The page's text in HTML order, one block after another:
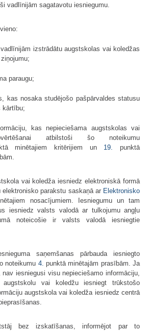
vadlīnijām sagatavotu iesniegumu.
izstrādātu augstskolas vai koledžas
paraugu;
kas nosaka studējošo pašpārvaldes statusu
kārtību;
kas nepieciešama augstskolas vai
atbilstoši šo noteikumu
minētajiem kritērijiem un 19. punktā
vai koledža iesniedz elektroniskā formā
parakstu saskaņā ar Elektronisko
nosacījumiem. Iesniegumu un tam
iesniedz valsts valodā ar tulkojumu angļu
noteicošie ir valsts valodā iesniegtie
saņemšanas pārbauda iesniegto
noteikumu 4. punktā minētajām prasībām. Ja
iesniegusi visu nepieciešamo informāciju,
vai koledžu iesniegt trūkstošo
augstskola vai koledža iesniedz centrā
bez izskatīšanas, informējot par to